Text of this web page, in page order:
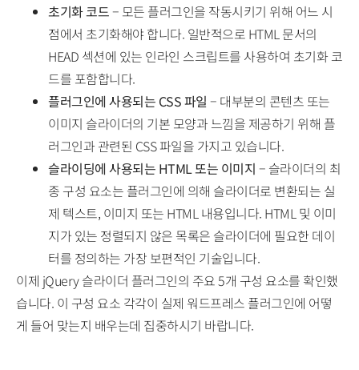
초기화 코드– 모든 플러그인을 작동시키기 위해 어느 시
점에서 초기화해야 합니다. 일반적으로 HTML 문서의
HEAD 섹션에 있는 인라인 스크립트를 사용하여 초기화 코
드를 포함합니다.
플러그인에 사용되는 CSS 파일 – 대부분의 콘텐츠 또는
이미지 슬라이더의 기본 모양과 느낌을 제공하기 위해 플
러그인과 관련된 CSS 파일을 가지고 있습니다.
슬라이딩에 사용되는 HTML 또는 이미지 – 슬라이더의 최
종 구성 요소는 플러그인에 의해 슬라이더로 변환되는 실
제 텍스트, 이미지 또는 HTML 내용입니다. HTML 및 이미
지가 있는 정렬되지 않은 목록은 슬라이더에 필요한 데이
터를 정의하는 가장 보편적인 기술입니다.
이제 jQuery 슬라이더 플러그인의 주요 5개 구성 요소를 확인했
습니다. 이 구성 요소 각각이 실제 워드프레스 플러그인에 어떻
게 들어 맞는지 배우는데 집중하시기 바랍니다.